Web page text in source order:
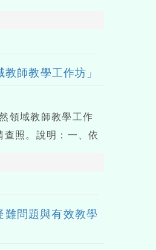
師教學工作坊」
領域教師教學工作
照。說明：一、依
難問題與有效教學